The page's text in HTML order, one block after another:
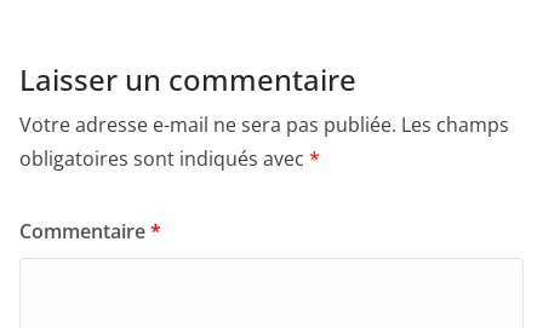
Laisser un commentaire
Votre adresse e-mail ne sera pas publiée. Les champs
obligatoires sont indiqués avec *
Commentaire*